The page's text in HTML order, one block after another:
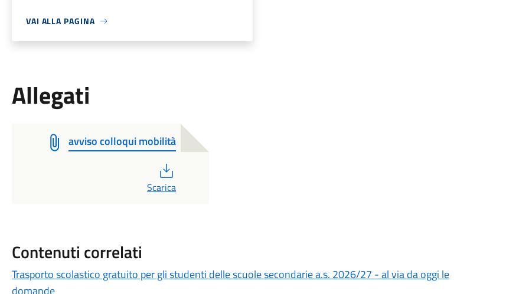
VAI ALLA PAGINA
Allegati
avviso colloqui mobilità
Scarica
Contenuti correlati
Trasporto scolastico gratuito per gli studenti delle scuole secondarie a.s. 2026/27 - al via da oggi le
domande